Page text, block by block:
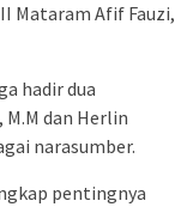
Mataram Afif Fauzi,
hadir dua
dan Herlin
narasumber.
pentingnya